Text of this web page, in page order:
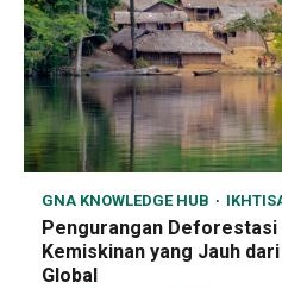
GNA KNOWLEDGE HUB
Pengurangan
Kemiskinan yang Jauh
Global